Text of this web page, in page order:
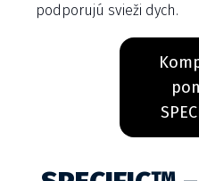
podporujú svieži dych.